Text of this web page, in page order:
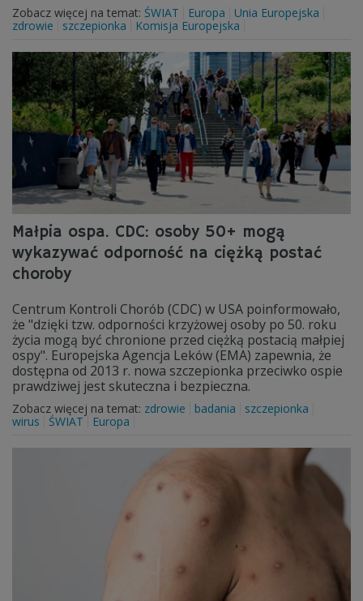
Zobacz więcej na temat: ŚWIAT Europa
Unia Europejska
zdrowie
szczepionka Komisja Europejska
Małpia ospa. CDC: osoby 50+ mogą
wykazywać odporność na ciężką postać
choroby
Centrum Kontroli Chorób (CDC) w USA poinformowało,
że "dzięki tzw. odporności krzyżowej osoby po 50. roku
życia mogą być chronione przed ciężką postacią małpiej
ospy". Europejska Agencja Leków (EMA) zapewnia, że
dostępna od 2013 r. nowa szczepionka przeciwko ospie
prawdziwej jest skuteczna i bezpieczna.
Zobacz więcej na temat: zdrowie badania
szczepionka
wirus
ŚWIAT Europa